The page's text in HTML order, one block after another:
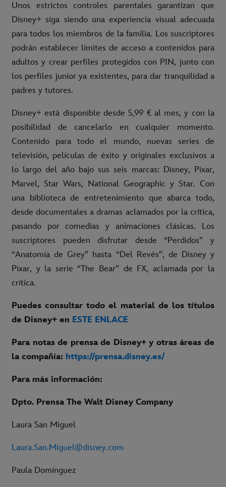
Unos estrictos controles parentales garantizan que
Disney+ siga siendo una experiencia visual adecuada
para todos los miembros de la familia. Los suscriptores
podrán establecer límites de acceso a contenidos para
adultos y crear perfiles protegidos con PIN, junto con
los perfiles junior ya existentes, para dar tranquilidad a
padres y tutores.
Disney+ está disponible desde 5,99 € al mes, y con la
posibilidad de cancelarlo en cualquier momento.
Contenido para todo el mundo, nuevas series de
televisión, películas de éxito y originales exclusivos a
lo largo del año bajo sus seis marcas: Disney, Pixar,
Marvel, Star Wars, National Geographic y Star. Con
una biblioteca de entretenimiento que abarca todo,
desde documentales a dramas aclamados por la crítica,
pasando por comedias y animaciones clásicas. Los
suscriptores pueden disfrutar desde “Perdidos” y
“Anatomía de Grey” hasta “Del Revés”, de Disney y
Pixar, y la serie “The Bear” de FX, aclamada por la
crítica.
Puedes consultar todo el material de los títulos
de Disney+ en ESTE ENLACE
Para notas de prensa de Disney+ y otras áreas de
la compañía: https://prensa.disney.es/
Para más información:
Dpto. Prensa The Walt Disney Company
Laura San Miguel
Laura.San.Miguel@disney.com
Paula Domínguez